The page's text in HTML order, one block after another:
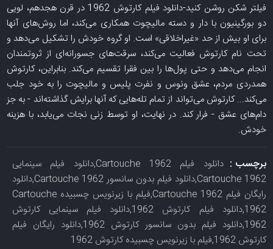
فیلتر شکن روشن کنید-دانلود فیلم کارتوش 1962 در قرن هجدهم، لویی
دو بورگینیون با دار و دسته مالیچوت همکاری می‌کند، اما روش‌های آنها
برای او بیش از حد «غیراخلاقی» است. او گروه خودش را تشکیل می‌دهد و
تحت نام کارتوش فعالیت می‌کند، سرقت‌های جسورانه‌ای از ثروتمندان
انجام می‌دهد و حتی پول‌ها را بین فقرا تقسیم می‌کند. بنابراین، کارتوش
همدردی مردم، عشق ونوس و نفرت پلیس و مالیچوت را به خود جلب
می‌کند... کارتوش می‌تواند از تمام تله‌هایی که آنها برایش گذاشته‌اند - به جز
دام‌های عشق - فرار کند. در نهایت، او توسط زنی نجات می‌یابد، با هزینه
خودش.
برچسب :
دانلود فیلم Cartouche 1962,دانلود فیلم سینمایی
Cartouche 1962,دانلود فیلم بدون سانسور Cartouche 1962,دانلود
رایگان فیلم Cartouche 1962,فیلم با زیرنویس چسبیده Cartouche
1962,دانلود فیلم کارتوش 1962,دانلود فیلم سینمایی کارتوش
1962,دانلود فیلم بدون سانسور کارتوش 1962,دانلود رایگان فیلم
کارتوش 1962,فیلم با زیرنویس چسبیده کارتوش 1962